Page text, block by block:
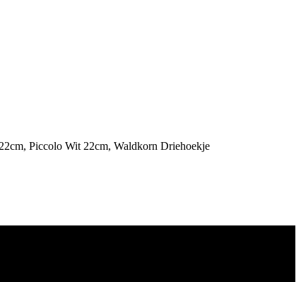
Piccolo Wit 22cm, Waldkorn Driehoekje